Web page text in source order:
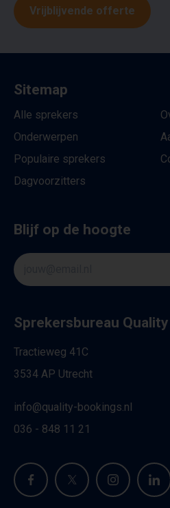
Vrijblijvende offerte
Sitemap
Alle sprekers
Onderwerpen
Populaire sprekers
Dagvoorzitters
Blijf op de hoogte
Sprekersbureau
Tractieweg 41C
3534 AP Utrecht
info@quality-bookings.nl
036 - 848 11 21